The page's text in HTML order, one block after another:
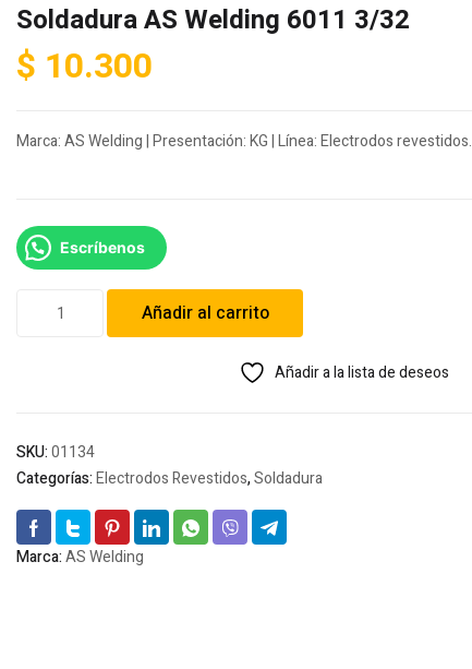
Soldadura AS Welding 6011 3/32
$ 10.300
Marca: AS Welding | Presentación: KG | Línea: Electrodos revestidos.
Escríbenos
Añadir al carrito
Añadir a la lista de deseos
SKU:01134
Categorías:Electrodos Revestidos,Soldadura
Marca:AS Welding